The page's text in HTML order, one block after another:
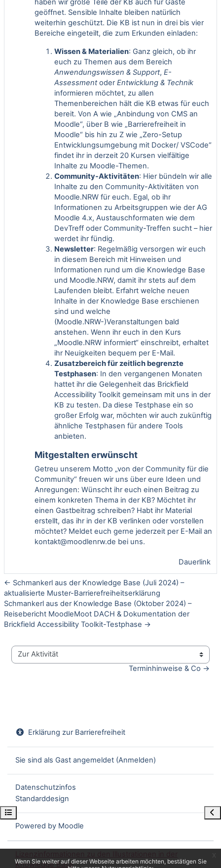
Wenn Sie weiter auf dieser Webseite arbeiten möchten, bestätigen Sie
Kursindex öffnen
haben wir große Teile der KB auch für Gäste
geöffnet. Sensible Inhalte bleiben natürlich
weiterhin geschützt. Die KB ist nun in drei bis vier
Bereiche eingeteilt, die zum Erkunden einladen:
Wissen & Materialien: Ganz gleich, ob ihr
euch zu Themen aus dem Bereich
Anwendungswissen & Support, E-
Assessmentoder Entwicklung & Technik
informieren möchtet, zu allen
Themenbereichen hält die KB etwas für euch
bereit. Von A wie „Anbindung von CMS an
Moodle“, über B wie „Barrierefreiheit in
Moodle“ bis hin zu Z wie „Zero-Setup
Entwicklungsumgebung mit Docker/ VSCode“
findet ihr in derzeit 20 Kursen vielfältige
Inhalte zu Moodle-Themen.
Community-Aktivitäten: Hier bündeln wir alle
Inhalte zu den Community-Aktivitäten von
Moodle.NRW für euch. Egal, ob ihr
Informationen zu Arbeitsgruppen wie der AG
Moodle 4.x, Austauschformaten wie dem
DevTreff oder Community-Treffen sucht – hier
werdet ihr fündig.
Newsletter: Regelmäßig versorgen wir euch
in diesem Bereich mit Hinweisen und
Informationen rund um die Knowledge Base
und Moodle.NRW, damit ihr stets auf dem
Laufenden bleibt. Erfahrt welche neuen
Inhalte in der Knowledge Base erschienen
sind und welche
(Moodle.NRW-)Veranstaltungen bald
anstehen. Wenn ihr euch in den Kurs
„Moodle.NRW informiert“ einschreibt, erhaltet
ihr Neuigkeiten bequem per E-Mail.
Zusatzbereich für zeitlich begrenzte
Testphasen: In den vergangenen Monaten
hattet ihr die Gelegenheit das Brickfield
Accessibility Toolkit gemeinsam mit uns in der
KB zu testen. Da diese Testphase ein so
großer Erfolg war, möchten wir auch zukünftig
ähnliche Testphasen für andere Tools
anbieten.
Mitgestalten erwünscht
Getreu unserem Motto „von der Community für die
Community“ freuen wir uns über eure Ideen und
Anregungen: Wünscht ihr euch einen Beitrag zu
einem konkreten Thema in der KB? Möchtet ihr
einen Gastbeitrag schreiben? Habt ihr Material
erstellt, das ihr in der KB verlinken oder vorstellen
möchtet? Meldet euch gerne jederzeit per E-Mail an
kontakt@moodlenrw.de bei uns.
Dauerlink
← Schmankerl aus der Knowledge Base (Juli 2024) –
aktualisierte Muster-Barrierefreiheitserklärung
Schmankerl aus der Knowledge Base (Oktober 2024) –
Reisebericht MoodleMoot DACH & Dokumentation der
Brickfield Accessibility Toolkit-Testphase →
Zur Aktivität
Terminhinweise & Co →
Erklärung zur Barrierefreiheit
Sie sind als Gast angemeldet (Anmelden)
Datenschutzinfos
Standarddesign
Powered by Moodle
Knowledge Base